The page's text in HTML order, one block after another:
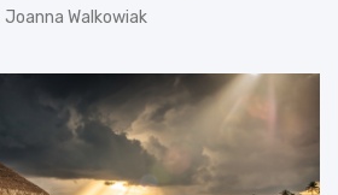
Joanna Walkowiak